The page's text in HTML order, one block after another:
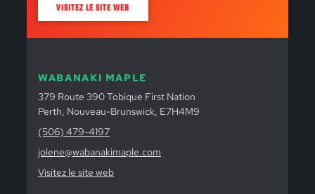
VISITEZ LE SITE WEB
WABANAKI MAPLE
379 Route 390 Tobique First Nation
Perth, Nouveau-Brunswick, E7H4M9
(506) 479-4197
jolene@wabanakimaple.com
Visitez le site web